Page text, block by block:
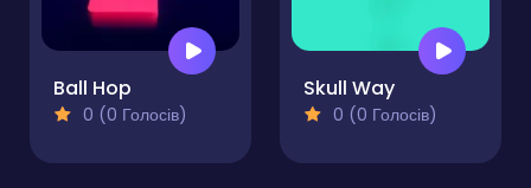
Ball Hop
0 (0 Голосів)
Skull Way
0 (0 Голосів)